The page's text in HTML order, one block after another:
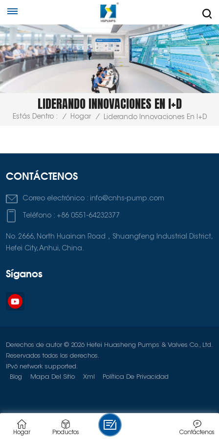
LIDERANDO INNOVACIONES EN I+D
Estás Dentro : / Hogar / Liderando Innovaciones En I+D
CONTÁCTENOS
Correo electrónico : info@cnhs-pump.com
Teléfono : +86 0551-64232377
No. 2666, North Huainan Road，Shuangfeng Industrial District,
Hefei City, Anhui, China.
Síganos
Derechos de autor © 2026 Hefei Huasheng Pumps & Valves Co., Ltd.
Reservados todos los derechos.
IPv6 network supported.
Blog
Mapa Del Sitio Xml Política De Privacidad
Hogar Productos Contáctenos